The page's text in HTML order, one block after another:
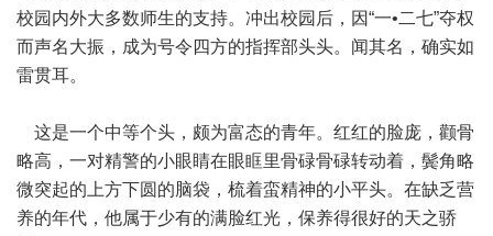
校园内外大多数师生的支持。冲出校园后，因“一•二七”夺权
而声名大振，成为号令四方的指挥部头头。闻其名，确实如
雷贯耳。
这是一个中等个头，颇为富态的青年。红红的脸庞，颧骨
略高，一对精警的小眼睛在眼眶里骨碌骨碌转动着，鬓角略
微突起的上方下圆的脑袋，梳着蛮精神的小平头。在缺乏营
养的年代，他属于少有的满脸红光，保养得很好的天之骄